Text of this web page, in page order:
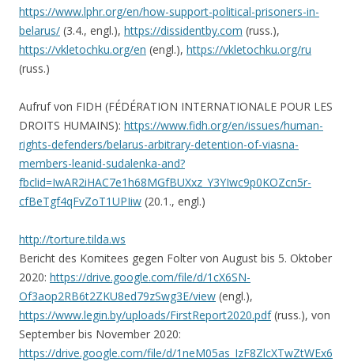
https://www.lphr.org/en/how-support-political-prisoners-in-
belarus/ (3.4., engl.), https://dissidentby.com (russ.),
https://vkletochku.org/en (engl.), https://vkletochku.org/ru
(russ.)
Aufruf von FIDH (FÉDÉRATION INTERNATIONALE POUR LES
DROITS HUMAINS): https://www.fidh.org/en/issues/human-
rights-defenders/belarus-arbitrary-detention-of-viasna-
members-leanid-sudalenka-and?
fbclid=IwAR2iHAC7e1h68MGfBUXxz_Y3YIwc9p0KOZcn5r-
cfBeTgf4qFvZoT1UPIiw (20.1., engl.)
http://torture.tilda.ws
Bericht des Komitees gegen Folter von August bis 5. Oktober
2020: https://drive.google.com/file/d/1cX6SN-
Of3aop2RB6t2ZKU8ed79zSwg3E/view (engl.),
https://www.legin.by/uploads/FirstReport2020.pdf(russ.), von
September bis November 2020:
https://drive.google.com/file/d/1neM05as_IzF8ZlcXTwZtWEx6